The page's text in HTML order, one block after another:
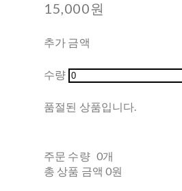
15,000원
추가 금액
수량
품절된 상품입니다.
주문 수량 0개
총 상품 금액 0원